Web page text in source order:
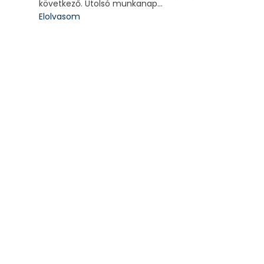
következő. Utolsó munkanap...
Elolvasom